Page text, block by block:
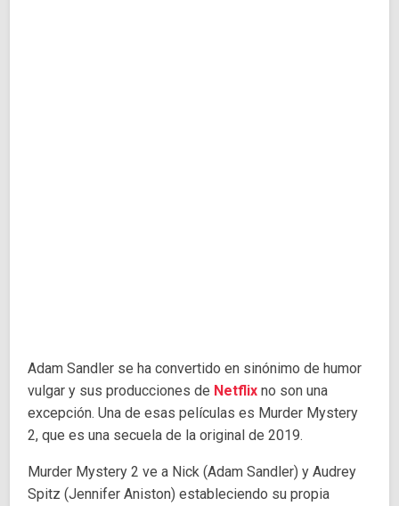
Adam Sandler se ha convertido en sinónimo de humor
vulgar y sus producciones de Netflix no son una
excepción. Una de esas películas es Murder Mystery
2, que es una secuela de la original de 2019.
Murder Mystery 2 ve a Nick (Adam Sandler) y Audrey
Spitz (Jennifer Aniston) estableciendo su propia